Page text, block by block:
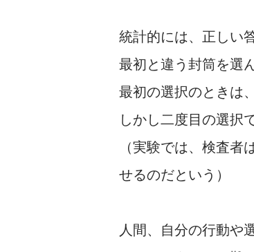
統計的には、正しい
最初と違う封筒を選
最初の選択のときは
しかし二度目の選択
（実験では、検査
せるのだという）
人間、自分の行動や